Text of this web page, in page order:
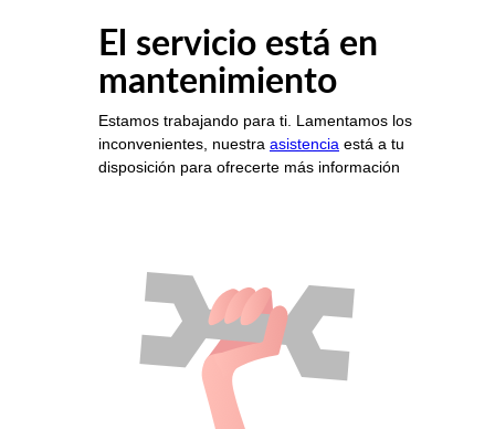
El servicio está en
mantenimiento
Estamos trabajando para ti. Lamentamos los
inconvenientes, nuestra asistencia está a tu
disposición para ofrecerte más información